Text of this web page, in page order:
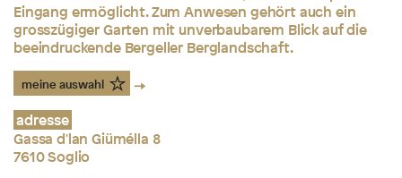
Eingang ermöglicht. Zum Anwesen gehört auch ein
grosszügiger Garten mit unverbaubarem Blick auf die
beeindruckende Bergeller Berglandschaft.
meine auswahl
adresse
Gassa d'lan Giümélla 8
7610 Soglio